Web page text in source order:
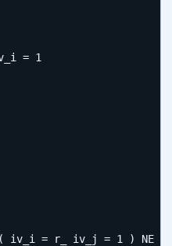
= 1
iv_i = r_ iv_j = 1 ) NE